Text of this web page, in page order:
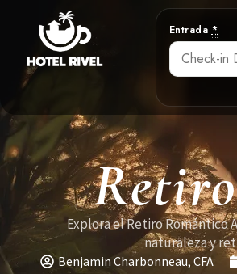
Entrada *
Explora el Retiro Romántico
naturaleza y
Benjamin Charbonneau, CFA